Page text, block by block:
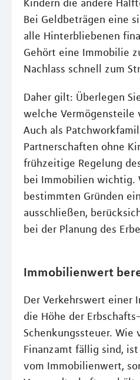
Kindern die andere
Bei Geldbeträgen eine
alle Hinterbliebenen
Gehört eine Immobilie
Nachlass schnell zum
Daher gilt: Überlegen
welche Vermögensteile
Auch als
Partnerschaften ohne
frühzeitige Regelung
bei Immobilien wichtig.
bestimmten Gründen
ausschließen,
bei der Planung des
Immobilienwert
Der Verkehrswert einer
die Höhe der
Schenkungssteuer. Wie
Finanzamt fällig sind,
vom Immobilienwert,